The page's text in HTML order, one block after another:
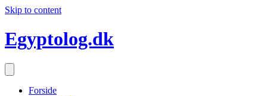
Skip to content
Egyptolog.dk
Forside